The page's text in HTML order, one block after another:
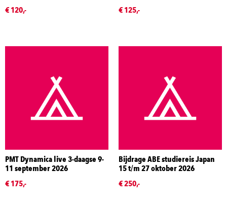
€ 120,-
€ 125,-
PMT Dynamica live 3-daagse 9-
11 september 2026
€ 175,-
Bijdrage ABE studiereis Japan
15 t/m 27 oktober 2026
€ 250,-